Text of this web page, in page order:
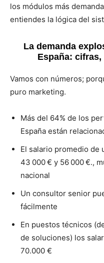
los módulos más
entiendes la lógica del
La demanda
España:
Vamos con números;
puro marketing.
Más del 64% de los
España están
El salario promedio de
43 000 € y 56 000 €.,
nacional
Un consultor senior
fácilmente
En puestos técnicos
de soluciones) los
70.000 €